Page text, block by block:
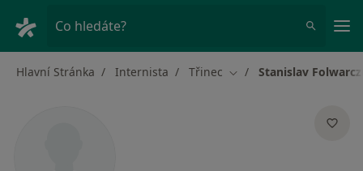
Co hledáte?
Hlavní Stránka Internista Třinec Změna města
Stanislav